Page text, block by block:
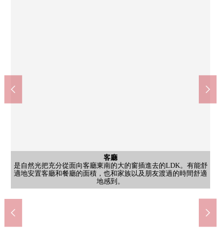
客廳
是自然光把充分從面向客廳東南的大的窗插進去的LDK。有能舒
適地安置客廳和餐廳的面積，也和家族以及朋友渡過的時間舒適
地感到。
外觀
外觀磚風格的外壁印象深刻的中層Mansion。在入口的前面，有泊
車走道空白，在用地裡感到綠大量安靜的氣氛。
客廳
客廳淡薄的木紋風格的地板和白壁明亮地出示空間，家具的配置
也是容易做的形狀。在內部，重音Cross被給予。
廚房
是以廚房白為基調的組合廚房。上下有豐富的收藏，一下子也切
烹調器具以及餐具類，平息。
廚房
為容易使用廚房瓦斯爐和偏大的洗滌槽，工作空間被確保在復數
人的烹調以及配餐也順利。
公共汽車
在浴室，白和暗褐色的對比度印象深刻。在偏大的浴缸享受寬鬆
的公共汽車時間，設有牆帳單的淋浴以及大的鏡子，收納擱板。
洗臉
在洗臉，脫衣服的室熟悉的照明和有幹凈的感的地板，能舒適地
進行早晨的打扮以及回家之後的洗手。
廁所
被廁所灰色的重音Cross和白色的牆圍住的空間。溫水衝洗馬桶座
被設置，有幹凈的感。
西式房間
西式房間約7.8張塌塌米淡薄的木紋風格的地板和重音和灰色的牆
正上演安靜的氣氛。在窗的外面，看得見綠，一邊感到季節的變
化，一邊能舒適地渡過。
室內
是壁櫥被在在西式房間約7.8張塌塌米牆一面設立的西式房間。天
然的地板和白色的牆讓廣泛地感到空間，可以即使放床以及桌子
也有舒適的版面設計。
西式房間
作為西式房間約5.8張塌塌米天然的地板和重音Cross上演安靜的氣
氛，即使安置床以及桌子也感到有舒適的面積。
室內
是也容易即使放西式房間約5.8張塌塌米床以及桌子也感到舒適的
面積作為卧室以及工作區靈活運用的房間。
西式房間
約10.2張塌塌米西式房間淡薄的木紋的地板和重音Cross給予了空
間安定。在窗的外面，看得見綠，開放感覺和愉快好像能舒展地
渡過。
室內
西式房間約10.2張塌塌米壁櫥被在壁面設立，也便於衣服以及生活
用品的收藏。從內部的開口部到鄰室的流跡線順利，并且是也容
易做家具的配置的房型。
室內
和式房間榻榻米鋪設的地板舒服，并且腳感覺的好處上演日常的
舒適。壁面廣泛地安置家具，能想像發揮設置和睦的趣味的陳列
架的用法。
門口
作為感覺清醒有門口空間暗色的地板和白色的牆的對比度。走廊
寬度有能力承擔，容易設置鞋箱子以及小東西收納。
陽台
結實地有陽台縱深，曬洗的衣物，為享受微小的園藝也適應。
陽台
能進出陽台玻璃門的陽台。為有縱深，洗的衣物曬幹金屬零件被
設置是容易在每天的家務靈活運用的空間。
收納
是西式房間約7.8張塌塌米壁櫥大大地打開的去門型的壁櫥。衣架
管子和擱板被內部設立，是便於衣服以及小東西的收藏的構造。
收納
西式房間約10.2張塌塌米縱深和寬度被結實地確保，便於衣服以及
季節東西的收藏。上部也有擱板，也對包以及小東西的清理有
用。
收納
正分成2段和式房間上下，是便於被褥以及季節東西的收藏的結
構。榻榻米鋪設的地板和白色的牆讓感到成熟穩重的和睦的氣
氛。
共有部分
是被在Mansion的入口設置的宅配保管櫃和信箱的照片。感到甚至
台同樣，不在時幾個宅配保管櫃有行李的領取的便利性。
停車場
為腳踏車停放處&停車場自行車放心，因為從屬於屋頂所以能利用
雨的日，車附近被停下在日常的移動以及購物的情況下便利。
什葉(約1500m)
神戶市立本山第2小學(約1300m)
神戶市立本山中學(約1400m)